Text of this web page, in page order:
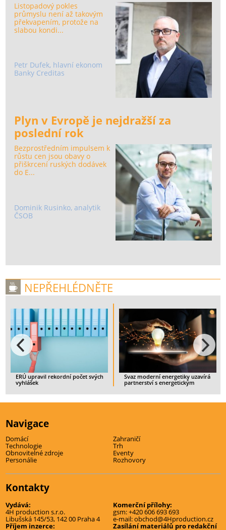
Listopadový pokles
průmyslu není až takovým
překvapením, protože na
slabou kondi...
Petr Dufek, hlavní ekonom
Banky Creditas
Plyn v Evropě je nejdražší za
poslední rok
Bezprostředním impulsem k
růstu cen jsou obavy o
přiškrcení ruských dodávek
do E...
Dominik Rusinko, analytik
ČSOB
NEPŘEHLÉDNĚTE
Spotřebitelé budou mít možnost
ukončit smlouvu s nedostatečně
> CELÝ ČLÁNEK
Spotřeba tepla v Česku v prvním
pololetí rostla
> CELÝ ČLÁNEK
Navigace
Domácí Zahraničí
Technologie Trh
Obnovitelné zdroje Eventy
Personálie Rozhovory
Kontakty
Vydává:
4H production s.r.o.
Libušská 145/53, 142 00 Praha 4
Příjem inzerce:
Komerční přílohy:
gsm:+420 606 693 693
e-mail:obchod@4Hproduction.cz
Zasílání materiálů pro redakční